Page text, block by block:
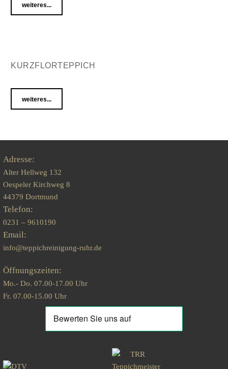
weiteres...
KURZFLORTEPPICH
weiteres...
Adresse:
Alter Hellweg 132
Oespeler Kirchweg 8
44379 Dortmund
Telefon:
0231 – 9610190
Email:
info@teppichreinigung-ruhr.de
Öffnungszeiten:
Mo.- Do. 07.00-17.00 Uhr
Fr. 07.00-15.00 Uhr